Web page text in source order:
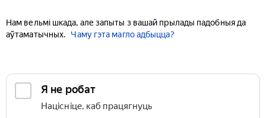
Нам вельмі шкада, але запыты з вашай прылады падобныя да
аўтаматычных.
Чаму гэта магло адбыцца?
Я не робат
Націсніце, каб працягнуць